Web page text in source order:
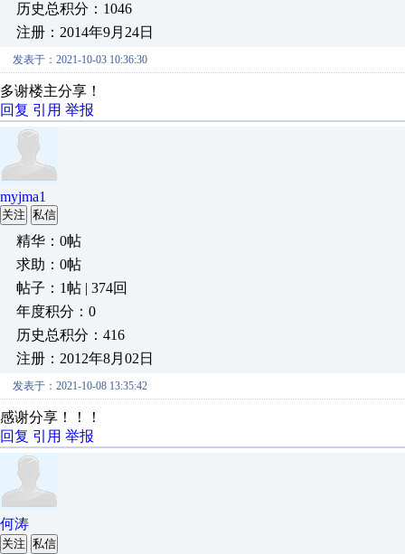
历史总积分：1046
注册：2014年9月24日
发表于：2021-10-03 10:36:30
多谢楼主分享！
回复 引用 举报
myjma1
关注 私信
精华：0帖
求助：0帖
帖子：1帖 | 374回
年度积分：0
历史总积分：416
注册：2012年8月02日
发表于：2021-10-08 13:35:42
感谢分享！！！
回复 引用 举报
何涛
关注 私信